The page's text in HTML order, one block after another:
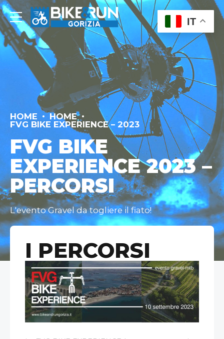
HOME
HOME
FVG BIKE EXPERIENCE – 2023
FVG BIKE
EXPERIENCE 2023 –
PERCORSI
L'evento Gravel da togliere il fiato!
I PERCORSI
IT